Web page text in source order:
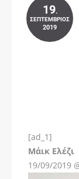
19.
ΣΕΠΤΈΜΒΡΙΟΣ
2019
[ad_1]
Μάικ Ελέζι
19/09/2019